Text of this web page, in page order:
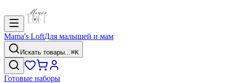
Mama's LoftДля малышей и мам
Искать товары...⌘K
Готовые наборы